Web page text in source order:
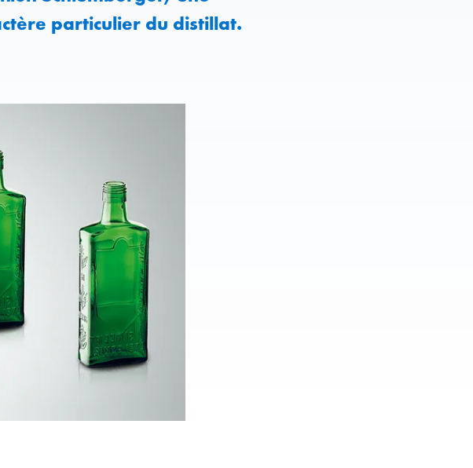
particulier du distillat.